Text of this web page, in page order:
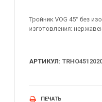
Тройник VOG 45° без
изготовления:
АРТИКУЛ:
ПЕЧАТЬ